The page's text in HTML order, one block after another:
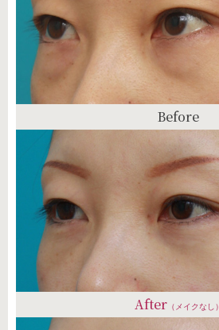
Before
After（メイクなし）